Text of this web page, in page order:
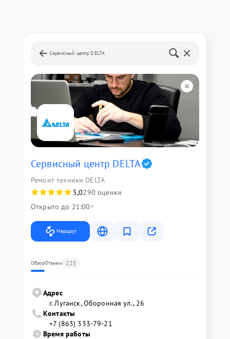
Сервисный центр DELTA
Сервисный центр DELTA
Ремонт техники DELTA
5,0290 оценки
Открыто до 21:00
Маршрут
ОбзорОтзывы 225
Адрес
г. Луганск, Оборонная ул., 26
Контакты
+7 (863) 333-79-21
Время работы